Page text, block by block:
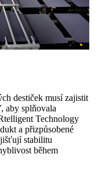
destiček musí zajistit
aby splňovala
Technology
a přizpůsobené
stabilitu
během